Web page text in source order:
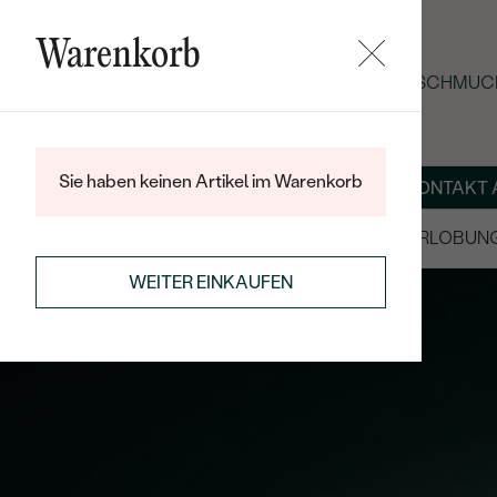
SOMMER-BLACK-FRIDAY: -25 % AUF
ÜBER UNS MAGAZINSCHMUCK NACH MASS KONTAKT
Warenkorb
Sie haben keinen Artikel im Warenkorb
WEITER EINKAUFEN